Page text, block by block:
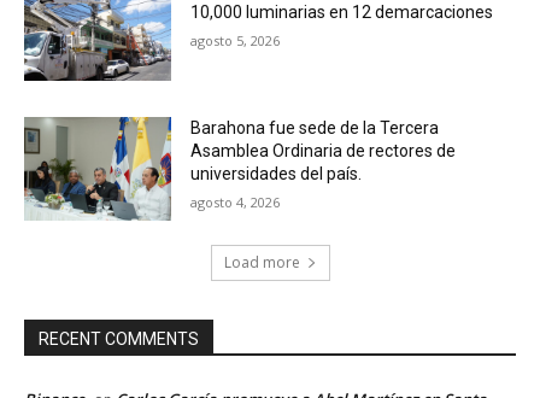
10,000 luminarias en 12 demarcaciones
agosto 5, 2026
Barahona fue sede de la Tercera
Asamblea Ordinaria de rectores de
universidades del país.
agosto 4, 2026
Load more
RECENT COMMENTS